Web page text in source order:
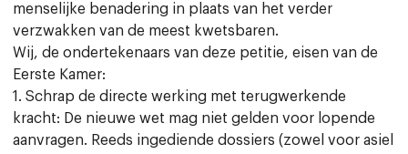
menselijke benadering in plaats van het verder
verzwakken van de meest kwetsbaren.
Wij, de ondertekenaars van deze petitie, eisen van de
Eerste Kamer:
1. Schrap de directe werking met terugwerkende
kracht: De nieuwe wet mag niet gelden voor lopende
aanvragen. Reeds ingediende dossiers (zowel voor asiel